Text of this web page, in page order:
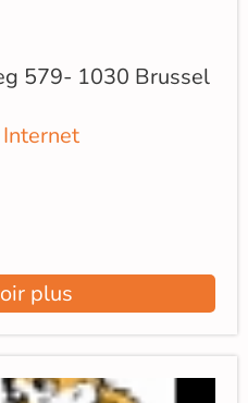
579- 1030 Brussel
plus